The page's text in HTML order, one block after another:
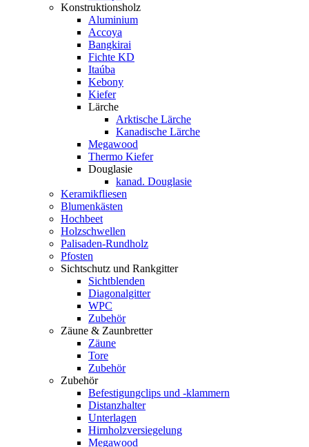
Konstruktionsholz
Aluminium
Accoya
Bangkirai
Fichte KD
Itaúba
Kebony
Kiefer
Lärche
Arktische Lärche
Kanadische Lärche
Megawood
Thermo Kiefer
Douglasie
kanad. Douglasie
Keramikfliesen
Blumenkästen
Hochbeet
Holzschwellen
Palisaden-Rundholz
Pfosten
Sichtschutz und Rankgitter
Sichtblenden
Diagonalgitter
WPC
Zubehör
Zäune & Zaunbretter
Zäune
Tore
Zubehör
Zubehör
Befestigungclips und -klammern
Distanzhalter
Unterlagen
Hirnholzversiegelung
Megawood